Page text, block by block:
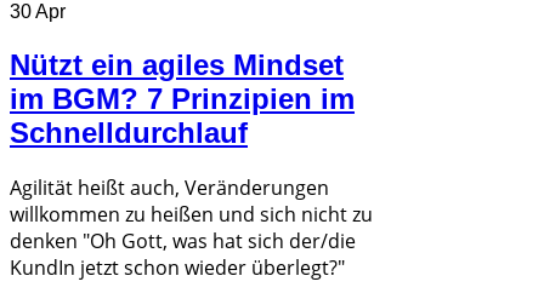
30 Apr
Nützt ein agiles Mindset
im BGM? 7 Prinzipien im
Schnelldurchlauf
Agilität heißt auch, Veränderungen
willkommen zu heißen und sich nicht zu
denken "Oh Gott, was hat sich der/die
KundIn jetzt schon wieder überlegt?"